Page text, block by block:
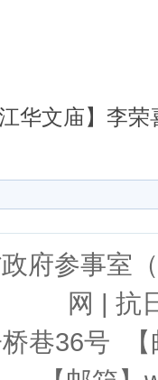
华文庙】李
府参事室
网 | 抗
桥巷36号